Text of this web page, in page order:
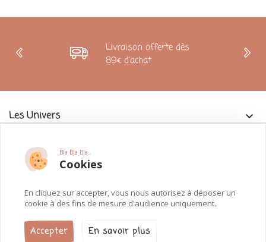
Bla Bla Bla..
Cookies
En cliquez sur accepter, vous nous autorisez à déposer un
cookie à des fins de mesure d'audience uniquement.
Accepter En savoir plus
Livraison offerte dès
89€ d'achat
Les Univers
keyboard_arrow_down
Charlie & La Petite Souris
Informations
Paiements